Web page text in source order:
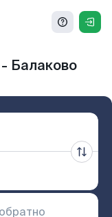
Балаково